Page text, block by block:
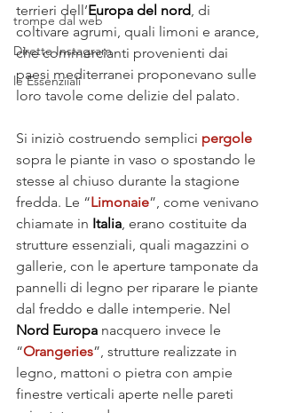
trompe dal web
Dirette Instagram
le Essenziiali
terrieri dell’Europa del nord , di
coltivare agrumi, quali limoni e arance,
che commercianti provenienti dai
paesi mediterranei proponevano sulle
loro tavole come delizie del palato.
Si iniziò costruendo semplici pergole
sopra le piante in vaso o spostando le
stesse al chiuso durante la stagione
fredda. Le “Limonaie”, come venivano
chiamate in Italia , erano costituite da
strutture essenziali, quali magazzini o
gallerie, con le aperture tamponate da
pannelli di legno per riparare le piante
dal freddo e dalle intemperie. Nel
Nord Europa nacquero invece le
“Orangeries”, strutture realizzate in
legno, mattoni o pietra con ampie
finestre verticali aperte nelle pareti